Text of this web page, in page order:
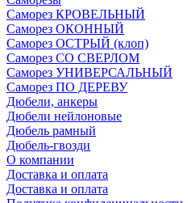
Саморез КРОВЕЛЬНЫЙ
Саморез ОКОННЫЙ
Саморез ОСТРЫЙ (клоп)
Саморез СО СВЕРЛОМ
Саморез УНИВЕРСАЛЬНЫЙ
Саморез ПО ДЕРЕВУ
Дюбели, анкеры
Дюбели нейлоновые
Дюбель рамный
Дюбель-гвозди
О компании
Доставка и оплата
Доставка и оплата